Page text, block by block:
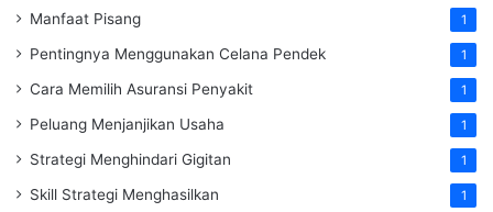
Manfaat Pisang 1
Pentingnya Menggunakan Celana Pendek 1
Cara Memilih Asuransi Penyakit 1
Peluang Menjanjikan Usaha 1
Strategi Menghindari Gigitan 1
Skill Strategi Menghasilkan 1